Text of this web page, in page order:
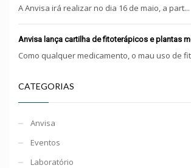
A Anvisa irá realizar no dia 16 de maio, a part...
Anvisa lança cartilha de fitoterápicos e plantas
Como qualquer medicamento, o mau uso de
CATEGORIAS
Anvisa
Eventos
Laboratório